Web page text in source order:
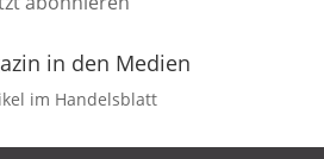
in den Medien
im Handelsblatt